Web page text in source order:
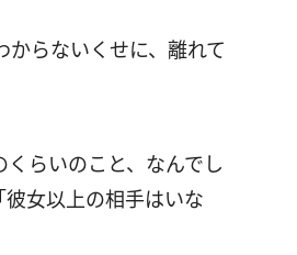
らないくせに、離れて
らいのこと、なんでし
女以上の相手はいな